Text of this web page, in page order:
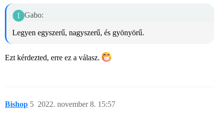
Gabo:
Legyen egyszerű, nagyszerű, és gyönyörű.
Ezt kérdezted, erre ez a válasz.
Bishop 2022. november 8. 15:57
5